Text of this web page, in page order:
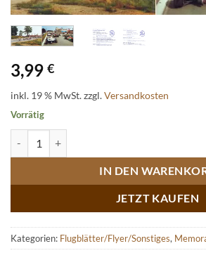
3,99 €
inkl. 19 % MwSt.zzgl.Versandkosten
Vorrätig
IN DEN
JETZT KAUFEN
Kategorien: Flugblätter/Flyer/Sonstiges,